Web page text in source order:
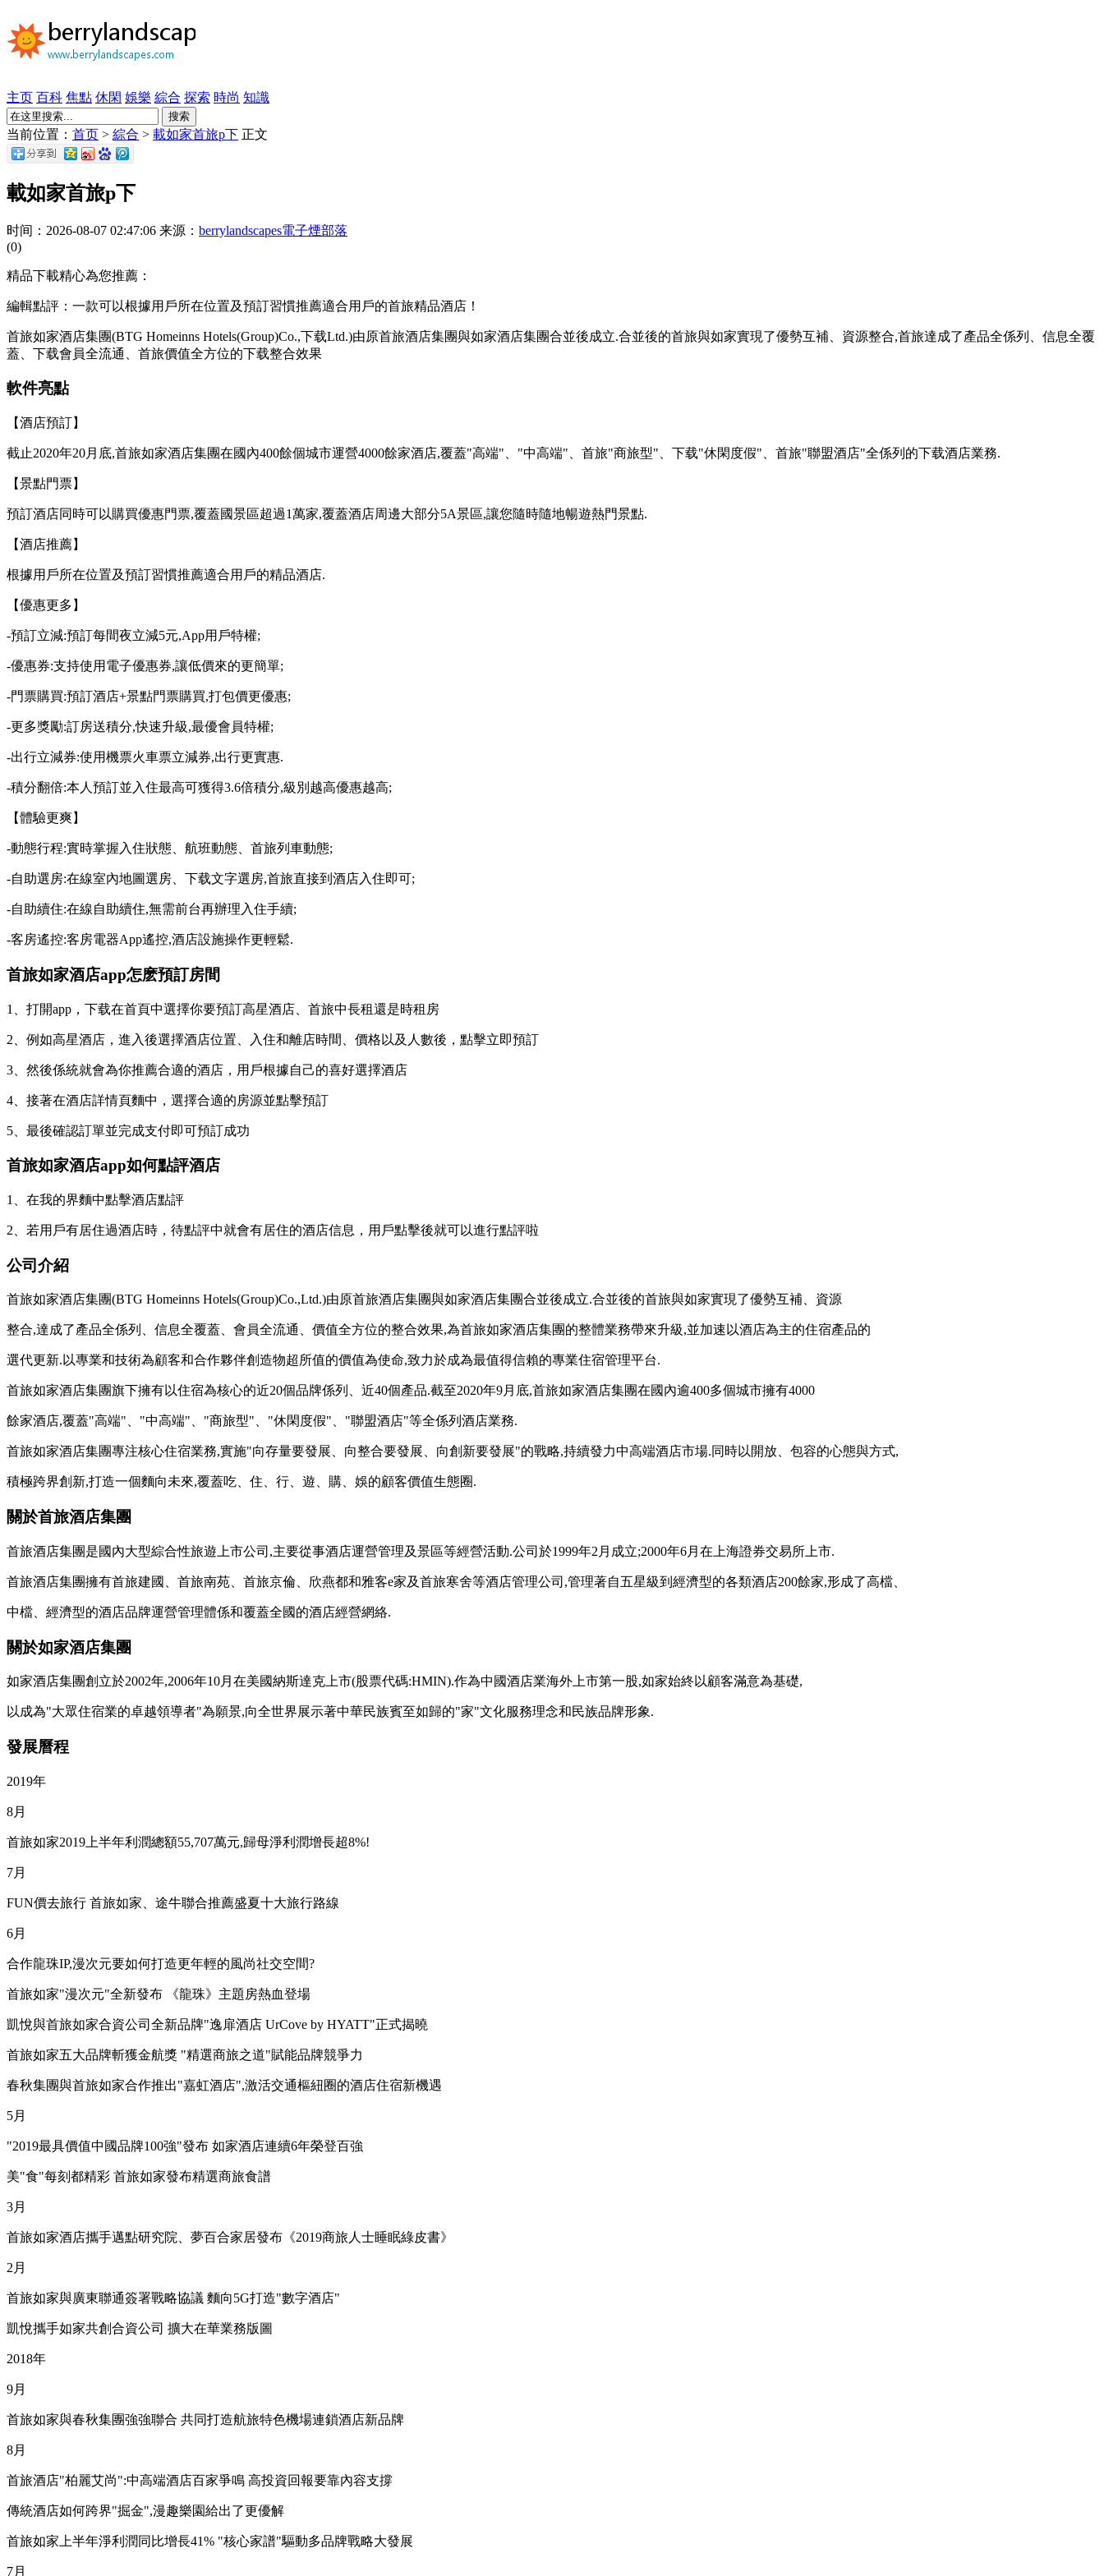
主页 百科 焦點 休閑 娛樂 綜合 探索 時尚 知識
搜索
当前位置： 首页 > 綜合 > 載如家首旅p下 正文
載如家首旅p下
时间：2026-08-07 02:47:06 来源： berrylandscapes電子煙部落
(0)
精品下載精心為您推薦：
編輯點評：一款可以根據用戶所在位置及預訂習慣推薦適合用戶的首旅精品酒店！
首旅如家酒店集團(BTG Homeinns Hotels(Group)Co.,下载Ltd.)由原首旅酒店集團與如家酒店集團合並後成立.合並後的首旅與如家實現了優勢互補、資源整合,首旅達成了產品全係列、信息全覆
蓋、下载會員全流通、首旅價值全方位的下载整合效果
軟件亮點
【酒店預訂】
截止2020年20月底,首旅如家酒店集團在國內400餘個城市運營4000餘家酒店,覆蓋"高端"、"中高端"、首旅"商旅型"、下载"休閑度假"、首旅"聯盟酒店"全係列的下载酒店業務.
【景點門票】
預訂酒店同時可以購買優惠門票,覆蓋國景區超過1萬家,覆蓋酒店周邊大部分5A景區,讓您隨時隨地暢遊熱門景點.
【酒店推薦】
根據用戶所在位置及預訂習慣推薦適合用戶的精品酒店.
【優惠更多】
-預訂立減:預訂每間夜立減5元,App用戶特權;
-優惠券:支持使用電子優惠券,讓低價來的更簡單;
-門票購買:預訂酒店+景點門票購買,打包價更優惠;
-更多獎勵:訂房送積分,快速升級,最優會員特權;
-出行立減券:使用機票火車票立減券,出行更實惠.
-積分翻倍:本人預訂並入住最高可獲得3.6倍積分,級別越高優惠越高;
【體驗更爽】
-動態行程:實時掌握入住狀態、航班動態、首旅列車動態;
-自助選房:在線室內地圖選房、下载文字選房,首旅直接到酒店入住即可;
-自助續住:在線自助續住,無需前台再辦理入住手續;
-客房遙控:客房電器App遙控,酒店設施操作更輕鬆.
首旅如家酒店app怎麽預訂房間
1、打開app，下载在首頁中選擇你要預訂高星酒店、首旅中長租還是時租房
2、例如高星酒店，進入後選擇酒店位置、入住和離店時間、價格以及人數後，點擊立即預訂
3、然後係統就會為你推薦合適的酒店，用戶根據自己的喜好選擇酒店
4、接著在酒店詳情頁麵中，選擇合適的房源並點擊預訂
5、最後確認訂單並完成支付即可預訂成功
首旅如家酒店app如何點評酒店
1、在我的界麵中點擊酒店點評
2、若用戶有居住過酒店時，待點評中就會有居住的酒店信息，用戶點擊後就可以進行點評啦
公司介紹
首旅如家酒店集團(BTG Homeinns Hotels(Group)Co.,Ltd.)由原首旅酒店集團與如家酒店集團合並後成立.合並後的首旅與如家實現了優勢互補、資源
整合,達成了產品全係列、信息全覆蓋、會員全流通、價值全方位的整合效果,為首旅如家酒店集團的整體業務帶來升級,並加速以酒店為主的住宿產品的
選代更新.以專業和技術為顧客和合作夥伴創造物超所值的價值為使命,致力於成為最值得信賴的專業住宿管理平台.
首旅如家酒店集團旗下擁有以住宿為核心的近20個品牌係列、近40個產品.截至2020年9月底,首旅如家酒店集團在國內逾400多個城市擁有4000
餘家酒店,覆蓋"高端"、"中高端"、"商旅型"、"休閑度假"、"聯盟酒店"等全係列酒店業務.
首旅如家酒店集團專注核心住宿業務,實施"向存量要發展、向整合要發展、向創新要發展"的戰略,持續發力中高端酒店市場.同時以開放、包容的心態與方式,
積極跨界創新,打造一個麵向未來,覆蓋吃、住、行、遊、購、娛的顧客價值生態圈.
關於首旅酒店集團
首旅酒店集團是國內大型綜合性旅遊上市公司,主要從事酒店運營管理及景區等經營活動.公司於1999年2月成立;2000年6月在上海證券交易所上市.
首旅酒店集團擁有首旅建國、首旅南苑、首旅京倫、欣燕都和雅客e家及首旅寒舍等酒店管理公司,管理著自五星級到經濟型的各類酒店200餘家,形成了高檔、
中檔、經濟型的酒店品牌運營管理體係和覆蓋全國的酒店經營網絡.
關於如家酒店集團
如家酒店集團創立於2002年,2006年10月在美國納斯達克上市(股票代碼:HMIN).作為中國酒店業海外上市第一股,如家始終以顧客滿意為基礎,
以成為"大眾住宿業的卓越領導者"為願景,向全世界展示著中華民族賓至如歸的"家"文化服務理念和民族品牌形象.
發展曆程
2019年
8月
首旅如家2019上半年利潤總額55,707萬元,歸母淨利潤增長超8%!
7月
FUN價去旅行 首旅如家、途牛聯合推薦盛夏十大旅行路線
6月
合作龍珠IP,漫次元要如何打造更年輕的風尚社交空間?
首旅如家"漫次元"全新發布 《龍珠》主題房熱血登場
凱悅與首旅如家合資公司全新品牌"逸扉酒店 UrCove by HYATT"正式揭曉
首旅如家五大品牌斬獲金航獎 "精選商旅之道"賦能品牌競爭力
春秋集團與首旅如家合作推出"嘉虹酒店",激活交通樞紐圈的酒店住宿新機遇
5月
"2019最具價值中國品牌100強"發布 如家酒店連續6年榮登百強
美"食"每刻都精彩 首旅如家發布精選商旅食譜
3月
首旅如家酒店攜手邁點研究院、夢百合家居發布《2019商旅人士睡眠綠皮書》
2月
首旅如家與廣東聯通簽署戰略協議 麵向5G打造"數字酒店"
凱悅攜手如家共創合資公司 擴大在華業務版圖
2018年
9月
首旅如家與春秋集團強強聯合 共同打造航旅特色機場連鎖酒店新品牌
8月
首旅酒店"柏麗艾尚":中高端酒店百家爭鳴 高投資回報要靠內容支撐
傳統酒店如何跨界"掘金",漫趣樂園給出了更優解
首旅如家上半年淨利潤同比增長41% "核心家譜"驅動多品牌戰略大發展
7月